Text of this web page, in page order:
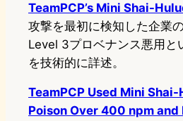
TeamPCP’s Mini Shai-
攻撃を最初に検知した企業
Level 3プロベナンス悪用と
を技術的に詳述。
TeamPCP Used Mini
Poison Over 400 npm and